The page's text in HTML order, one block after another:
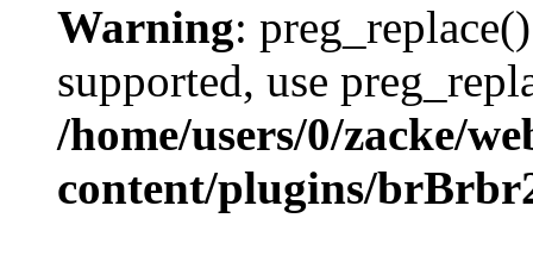
Warning:
supported, use
/home/users/0/zacke/
content/plugins/